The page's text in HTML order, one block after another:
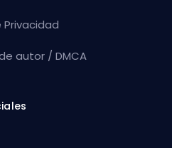
autor / DMCA